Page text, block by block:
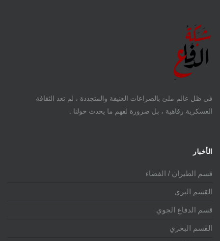
فى ظل عالم ملئ بالصراعات العنيفة والمتجددة ، لم تعد الثقافة
العسكرية رفاهية ، بل ضرورة لفهم ما يحدث حولنا .
الأخبار
قسم الطيران / الفضاء
القسم البري
قسم الدفاع الجوي
القسم البحري